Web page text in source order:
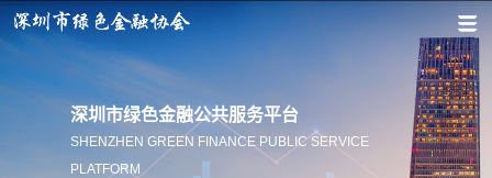
深圳市绿色金融公共服务平台
SHENZHEN GREEN FINANCE PUBLIC SERVICE
PLATFORM